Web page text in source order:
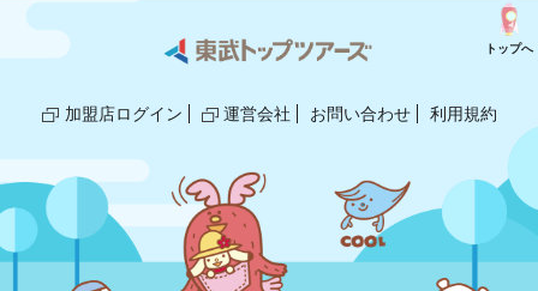
加盟店ログイン 運営会社 お問い合わせ 利用規約
トップへ